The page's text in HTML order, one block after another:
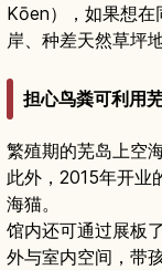
Kōen），如果想在
岸、种差天然草坪
担心鸟粪可利用
繁殖期的芜岛上空
此外，2015年开业
海猫。
馆内还可通过展板
外与室内空间，带